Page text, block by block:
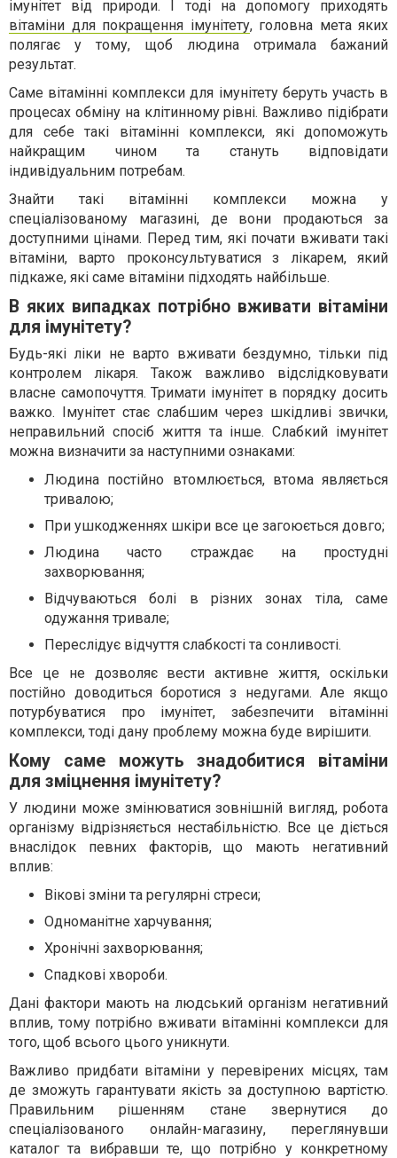
імунітет від природи. І тоді на допомогу приходять
вітаміни для покращення імунітету, головна мета яких
полягає у тому, щоб людина отримала бажаний
результат.
Саме вітамінні комплекси для імунітету беруть участь в
процесах обміну на клітинному рівні. Важливо підібрати
для себе такі вітамінні комплекси, які допоможуть
найкращим чином та стануть відповідати
індивідуальним потребам.
Знайти такі вітамінні комплекси можна у
спеціалізованому магазині, де вони продаються за
доступними цінами. Перед тим, які почати вживати такі
вітаміни, варто проконсультуватися з лікарем, який
підкаже, які саме вітаміни підходять найбільше.
В яких випадках потрібно вживати вітаміни
для імунітету?
Будь-які ліки не варто вживати бездумно, тільки під
контролем лікаря. Також важливо відслідковувати
власне самопочуття. Тримати імунітет в порядку досить
важко. Імунітет стає слабшим через шкідливі звички,
неправильний спосіб життя та інше. Слабкий імунітет
можна визначити за наступними ознаками:
Людина постійно втомлюється, втома являється
тривалою;
При ушкодженнях шкіри все це загоюється довго;
Людина часто страждає на простудні
захворювання;
Відчуваються болі в різних зонах тіла, саме
одужання тривале;
Переслідує відчуття слабкості та сонливості.
Все це не дозволяє вести активне життя, оскільки
постійно доводиться боротися з недугами. Але якщо
потурбуватися про імунітет, забезпечити вітамінні
комплекси, тоді дану проблему можна буде вирішити.
Кому саме можуть знадобитися вітаміни
для зміцнення імунітету?
У людини може змінюватися зовнішній вигляд, робота
організму відрізняється нестабільністю. Все це діється
внаслідок певних факторів, що мають негативний
вплив:
Вікові зміни та регулярні стреси;
Одноманітне харчування;
Хронічні захворювання;
Спадкові хвороби.
Дані фактори мають на людський організм негативний
вплив, тому потрібно вживати вітамінні комплекси для
того, щоб всього цього уникнути.
Важливо придбати вітаміни у перевірених місцях, там
де зможуть гарантувати якість за доступною вартістю.
Правильним рішенням стане звернутися до
спеціалізованого онлайн-магазину, переглянувши
каталог та вибравши те, що потрібно у конкретному